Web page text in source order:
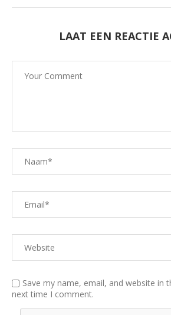
LAAT EEN REACTIE
Save my name, email, and website in
next time I comment.